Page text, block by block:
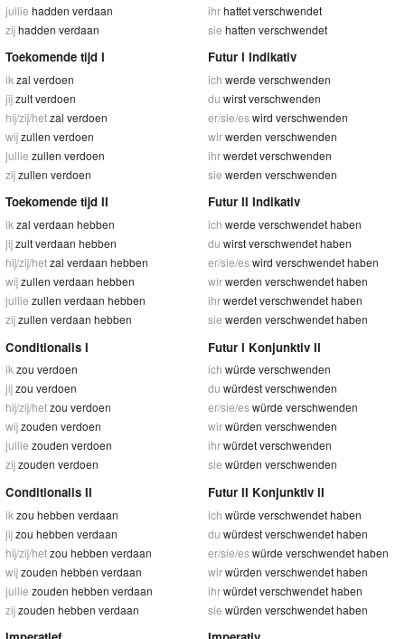
jullie hadden verdaan
zijhadden verdaan
ihrhattet verschwendet
sie hatten verschwendet
Toekomende tijd I
ik zal verdoen
jijzult verdoen
hij/zij/hetzal verdoen
wijzullen verdoen
jullie zullen verdoen
zijzullen verdoen
Futur I Indikativ
ich werde verschwenden
du wirst verschwenden
er/sie/eswird verschwenden
wirwerden verschwenden
ihrwerdet verschwenden
sie werden verschwenden
Toekomende tijd II
ik zal verdaan hebben
jijzult verdaan hebben
hij/zij/hetzal verdaan hebben
wijzullen verdaan hebben
jullie zullen verdaan hebben
zijzullen verdaan hebben
Futur II Indikativ
ich werde verschwendet haben
du wirst verschwendet haben
er/sie/eswird verschwendet haben
wirwerden verschwendet haben
ihrwerdet verschwendet haben
sie werden verschwendet haben
Conditionalis I
ik zou verdoen
jijzou verdoen
hij/zij/hetzou verdoen
wijzouden verdoen
jullie zouden verdoen
zijzouden verdoen
Futur I Konjunktiv II
ich würde verschwenden
du würdest verschwenden
er/sie/eswürde verschwenden
wirwürden verschwenden
ihrwürdet verschwenden
sie würden verschwenden
Conditionalis II
ik zou hebben verdaan
jijzou hebben verdaan
hij/zij/hetzou hebben verdaan
wijzouden hebben verdaan
jullie zouden hebben verdaan
zijzouden hebben verdaan
Futur II Konjunktiv II
ich würde verschwendet haben
du würdest verschwendet haben
er/sie/eswürde verschwendet haben
wirwürden verschwendet haben
ihrwürdet verschwendet haben
sie würden verschwendet haben